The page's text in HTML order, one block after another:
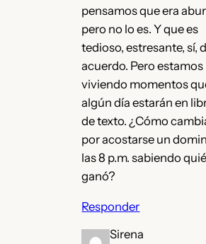
pensamos que era
pero no lo es. Y que es
tedioso, estresante, sí,
acuerdo. Pero estamos
viviendo momentos
algún día estarán en
de texto. ¿Cómo
por acostarse un
las 8 p.m. sabiendo
ganó?
Responder
Sirena